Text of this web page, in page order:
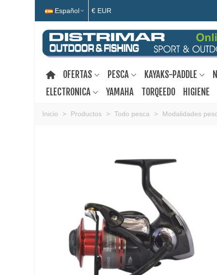
Español € EUR
OFERTAS PESCA KAYAKS-PADDLE
ELECTRONICA
YAMAHA TORQEEDO HIGIENE
Inicio > Productos > Todo pesca > Modalidades